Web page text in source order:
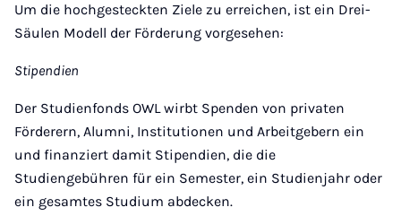
Um die hochgesteckten Ziele zu erreichen, ist ein Drei-
Säulen Modell der Förderung vorgesehen:
Stipendien
Der Studienfonds OWL wirbt Spenden von privaten
Förderern, Alumni, Institutionen und Arbeitgebern ein
und finanziert damit Stipendien, die die
Studiengebühren für ein Semester, ein Studienjahr oder
ein gesamtes Studium abdecken.